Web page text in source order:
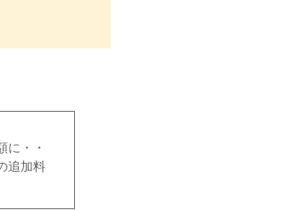
に・・
追加料